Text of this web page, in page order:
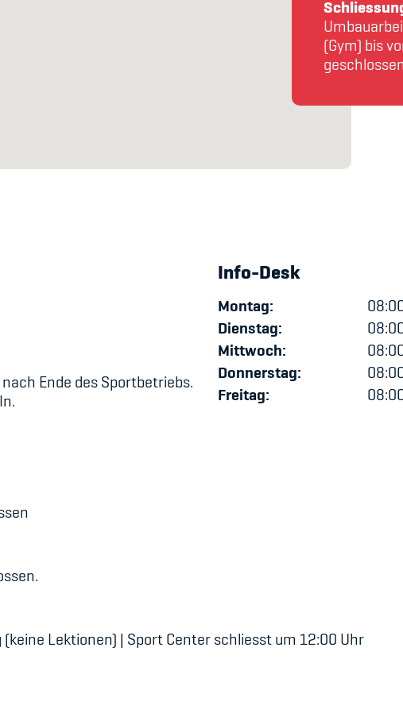
(Gym) bis
Ende des Sportbetriebs.
Info-Desk
Montag:
Dienstag:
Mittwoch:
Donnerstag:
Freitag:
Lektionen) | Sport Center schliesst um 12:00 Uhr